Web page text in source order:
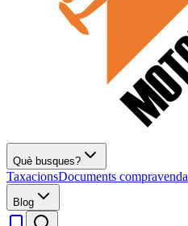
Què busques?
TaxacionsDocuments compravenda
Blog